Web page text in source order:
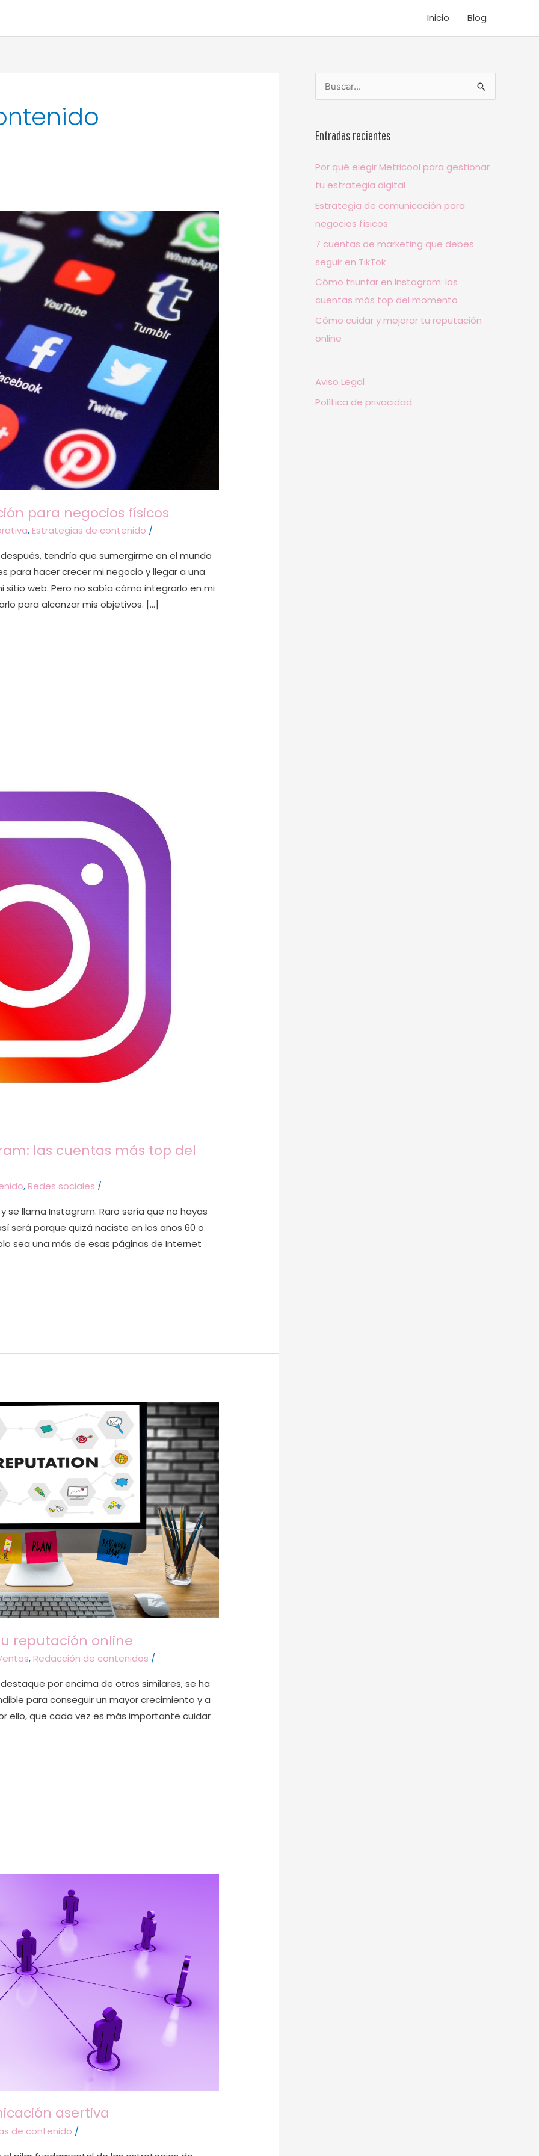
Inicio Blog
para negocios físicos
,Estrategias de contenido /
tendría que sumergirme en el mundo
para hacer crecer mi negocio y llegar a una
sitio web. Pero no sabía cómo integrarlo en mi
para alcanzar mis objetivos. […]
las cuentas más top del
,Redes sociales /
se llama Instagram. Raro sería que no hayas
será porque quizá naciste en los años 60 o
sea una más de esas páginas de Internet
reputación online
,Redacción de contenidos /
por encima de otros similares, se ha
para conseguir un mayor crecimiento y a
ello, que cada vez es más importante cuidar
asertiva
de contenido /
c
Entradas recientes
Por qué elegir Metricool para gestionar
tu estrategia digital
Estrategia de comunicación para
negocios físicos
7 cuentas de marketing que debes
seguir en TikTok
Cómo triunfar en Instagram: las
cuentas más top del momento
Cómo cuidar y mejorar tu reputación
online
Aviso Legal
Política de privacidad